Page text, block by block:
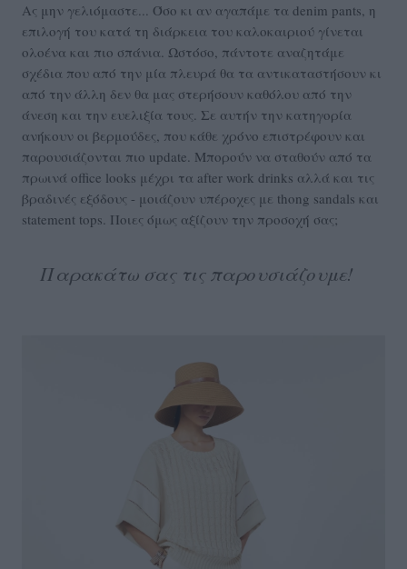
Ας μην γελιόμαστε... Όσο κι αν αγαπάμε τα denim pants, η
επιλογή του κατά τη διάρκεια του καλοκαιριού γίνεται
ολοένα και πιο σπάνια. Ωστόσο, πάντοτε αναζητάμε
σχέδια που από την μία πλευρά θα τα αντικαταστήσουν κι
από την άλλη δεν θα μας στερήσουν καθόλου από την
άνεση και την ευελιξία τους. Σε αυτήν την κατηγορία
ανήκουν οι βερμούδες, που κάθε χρόνο επιστρέφουν και
παρουσιάζονται πιο update. Μπορούν να σταθούν από τα
πρωινά office looks μέχρι τα after work drinks αλλά και τις
βραδινές εξόδους - μοιάζουν υπέροχες με thong sandals και
statement tops. Ποιες όμως αξίζουν την προσοχή σας;
Παρακάτω σας τις παρουσιάζουμε!